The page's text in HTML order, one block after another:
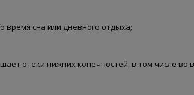
время сна или дневного отдыха;
отеки нижних конечностей, в том числе во